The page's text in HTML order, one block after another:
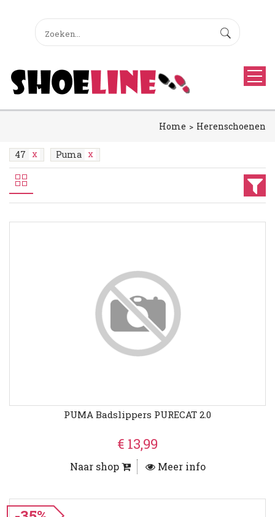
Home Herenschoenen
47 Puma
PUMA Badslippers PURECAT 2.0
€ 13,99
Naar shop Meer info